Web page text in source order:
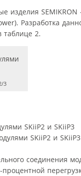
изделия
Разработка
таблице 2.
3
SKiiP2 и SKiiP3
соединения